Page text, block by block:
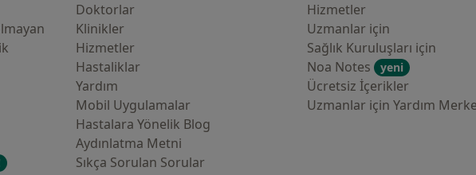
Doktorlar
Klinikler
Hizmetler
Hastaliklar
Yardım
Mobil Uygulamalar
Hastalara Yönelik Blog
Aydınlatma Metni
Sıkça Sorulan Sorular
Hizmetler
Uzmanlar için
Sağlık Kuruluşları için
Noa Notes
yeni
Ücretsiz İçerikler
Uzmanlar için Yardım